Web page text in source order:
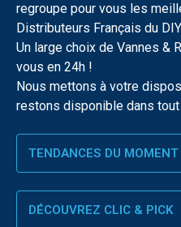
regroupe pour vous les
Distributeurs Français du DIY.
Un large choix de Vannes &
vous en 24h !
Nous mettons à votre
restons disponible dans tout
TENDANCES DU MOMENT
DÉCOUVREZ CLIC & PICK